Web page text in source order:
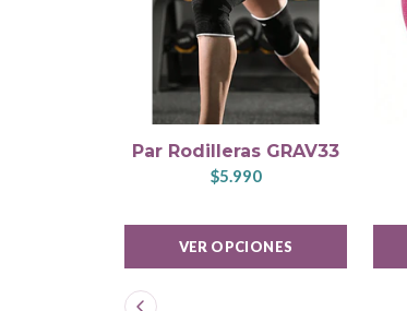
Par Rodilleras GRAV33
$5.990
VER OPCIONES